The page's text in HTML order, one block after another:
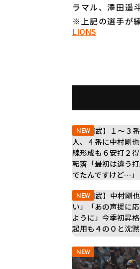
ラマル、澤田遥
※上記の選手が
LIONS
NEW
NEW
NEW